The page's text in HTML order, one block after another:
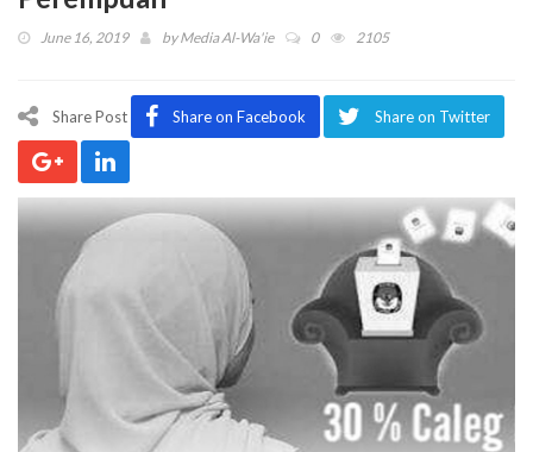
June 16, 2019 byMedia Al-Wa'ie 0 2105
Share Post Share on Facebook Share on Twitter